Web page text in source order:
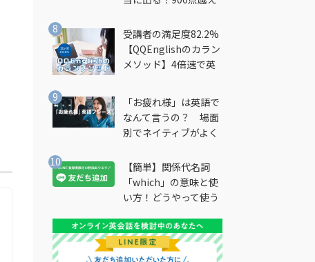
受講者の満足度82.2%
【QQEnglishのカラン
メソッド】4倍速で英
法とは？
「お疲れ様」は英語で
なんて言うの？ 場面
別でネイティブがよく
説
【簡単】関係代名詞
「which」の意味と使
い方！どうやって使う